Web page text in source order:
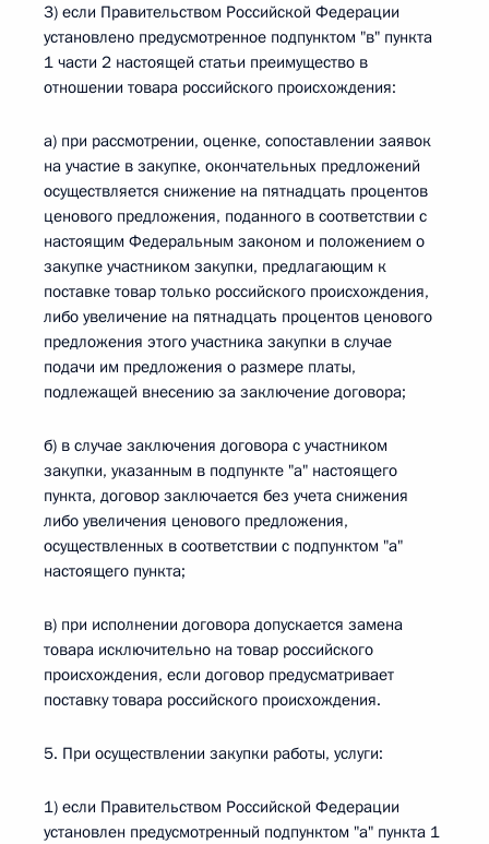
3) если Правительством Российской Федерации
установлено предусмотренное подпунктом "в" пункта
1 части 2 настоящей статьи преимущество в
отношении товара российского происхождения:
а) при рассмотрении, оценке, сопоставлении заявок
на участие в закупке, окончательных предложений
осуществляется снижение на пятнадцать процентов
ценового предложения, поданного в соответствии с
настоящим Федеральным законом и положением о
закупке участником закупки, предлагающим к
поставке товар только российского происхождения,
либо увеличение на пятнадцать процентов ценового
предложения этого участника закупки в случае
подачи им предложения о размере платы,
подлежащей внесению за заключение договора;
б) в случае заключения договора с участником
закупки, указанным в подпункте "а" настоящего
пункта, договор заключается без учета снижения
либо увеличения ценового предложения,
осуществленных в соответствии с подпунктом "а"
настоящего пункта;
в) при исполнении договора допускается замена
товара исключительно на товар российского
происхождения, если договор предусматривает
поставку товара российского происхождения.
5. При осуществлении закупки работы, услуги:
1) если Правительством Российской Федерации
установлен предусмотренный подпунктом "а" пункта 1